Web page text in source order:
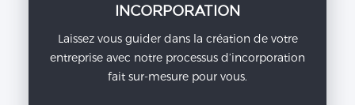
INCORPORATION
Laissez vous guider dans la création de votre
entreprise avec notre processus d’incorporation
fait sur-mesure pour vous.